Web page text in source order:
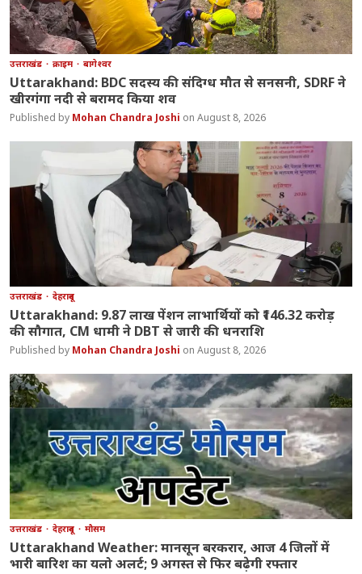
उत्तराखंड क्राइम बागेश्वर
Uttarakhand: BDC सदस्य की संदिग्ध मौत से सनसनी, SDRF ने
खीरगंगा नदी से बरामद किया शव
Mohan Chandra Joshi August 8, 2026
उत्तराखंड देहरादून
Uttarakhand: 9.87 लाख पेंशन लाभार्थियों को ₹146.32 करोड़
की सौगात, CM धामी ने DBT से जारी की धनराशि
Mohan Chandra Joshi August 8, 2026
उत्तराखंड देहरादून मौसम
Uttarakhand Weather: मानसून बरकरार, आज 4 जिलों में
भारी बारिश का यलो अलर्ट; 9 अगस्त से फिर बढ़ेगी रफ्तार